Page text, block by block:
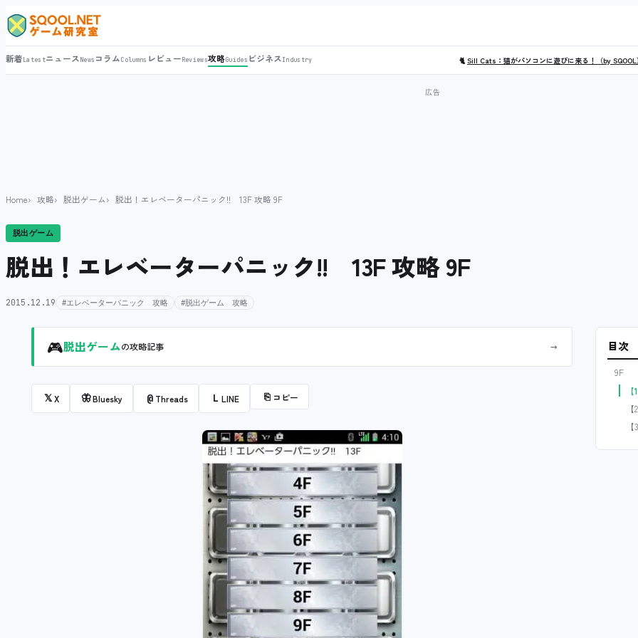
新着LatestニュースNews コラムColumns レビューReviews攻略Guides ビジネスIndustry 🐈Sill Cats：猫がパソコンに遊びに来る！（by SQOOL）
Home 攻略 脱出ゲーム 脱出！エレベーターパニック!! 13F 攻略 9F
脱出ゲーム
脱出！エレベーターパニック!! 13F 攻略 9F
2015.12.19 #エレベーターパニック 攻略 #脱出ゲーム 攻略
🎮脱出ゲームの攻略記事 →
𝕏X 🦋Bluesky @ Threads L LINE ⎘ コピー
目次
9F